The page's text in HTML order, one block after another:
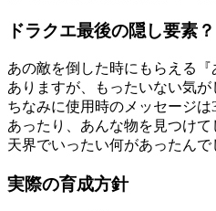
ドラクエ最後の隠し要素？
あの敵を倒した時にもらえる
ありますが、もったいない気が
ちなみに使用時のメッセージ
あったり、あんな物を見つけ
天界でいったい何があったんで
実際の育成方針